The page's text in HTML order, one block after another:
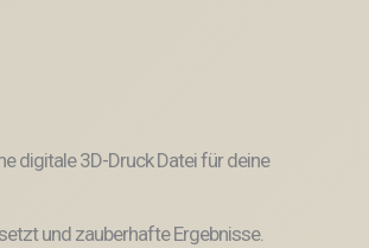
digitale 3D-Druck Datei für deine
und zauberhafte Ergebnisse.